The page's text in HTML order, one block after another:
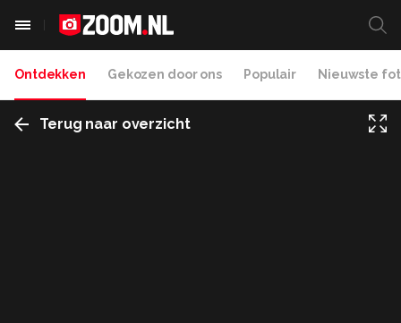
Ontdekken Gekozen door ons Populair Nieuwste
Terug naar overzicht